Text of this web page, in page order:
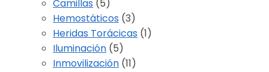
Camillas (5)
Hemostáticos (3)
Heridas Torácicas (1)
Iluminación (5)
Inmovilización (11)